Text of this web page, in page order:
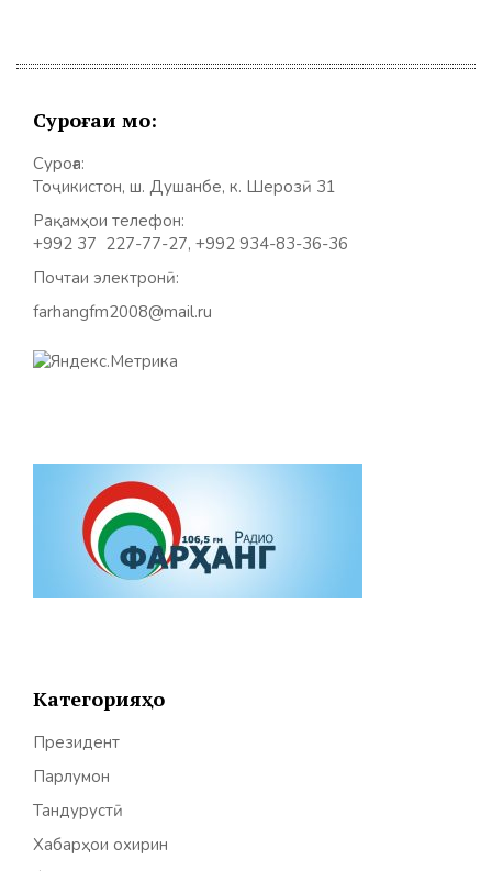
Суроғаи мо:
Суроға:
Тоҷикистон, ш. Душанбе, к. Шерозӣ 31
Рақамҳои телефон:
+992 37 227-77-27, +992 934-83-36-36
Почтаи электронӣ:
farhangfm2008@mail.ru
Категорияҳо
Президент
Парлумон
Тандурустӣ
Хабарҳои охирин